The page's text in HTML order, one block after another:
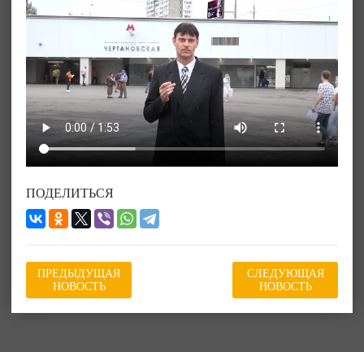
ПОДЕЛИТЬСЯ
ПРЕДЫДУЩАЯ
НОВОСТЬ
СЛЕДУЮЩАЯ
НОВОСТЬ